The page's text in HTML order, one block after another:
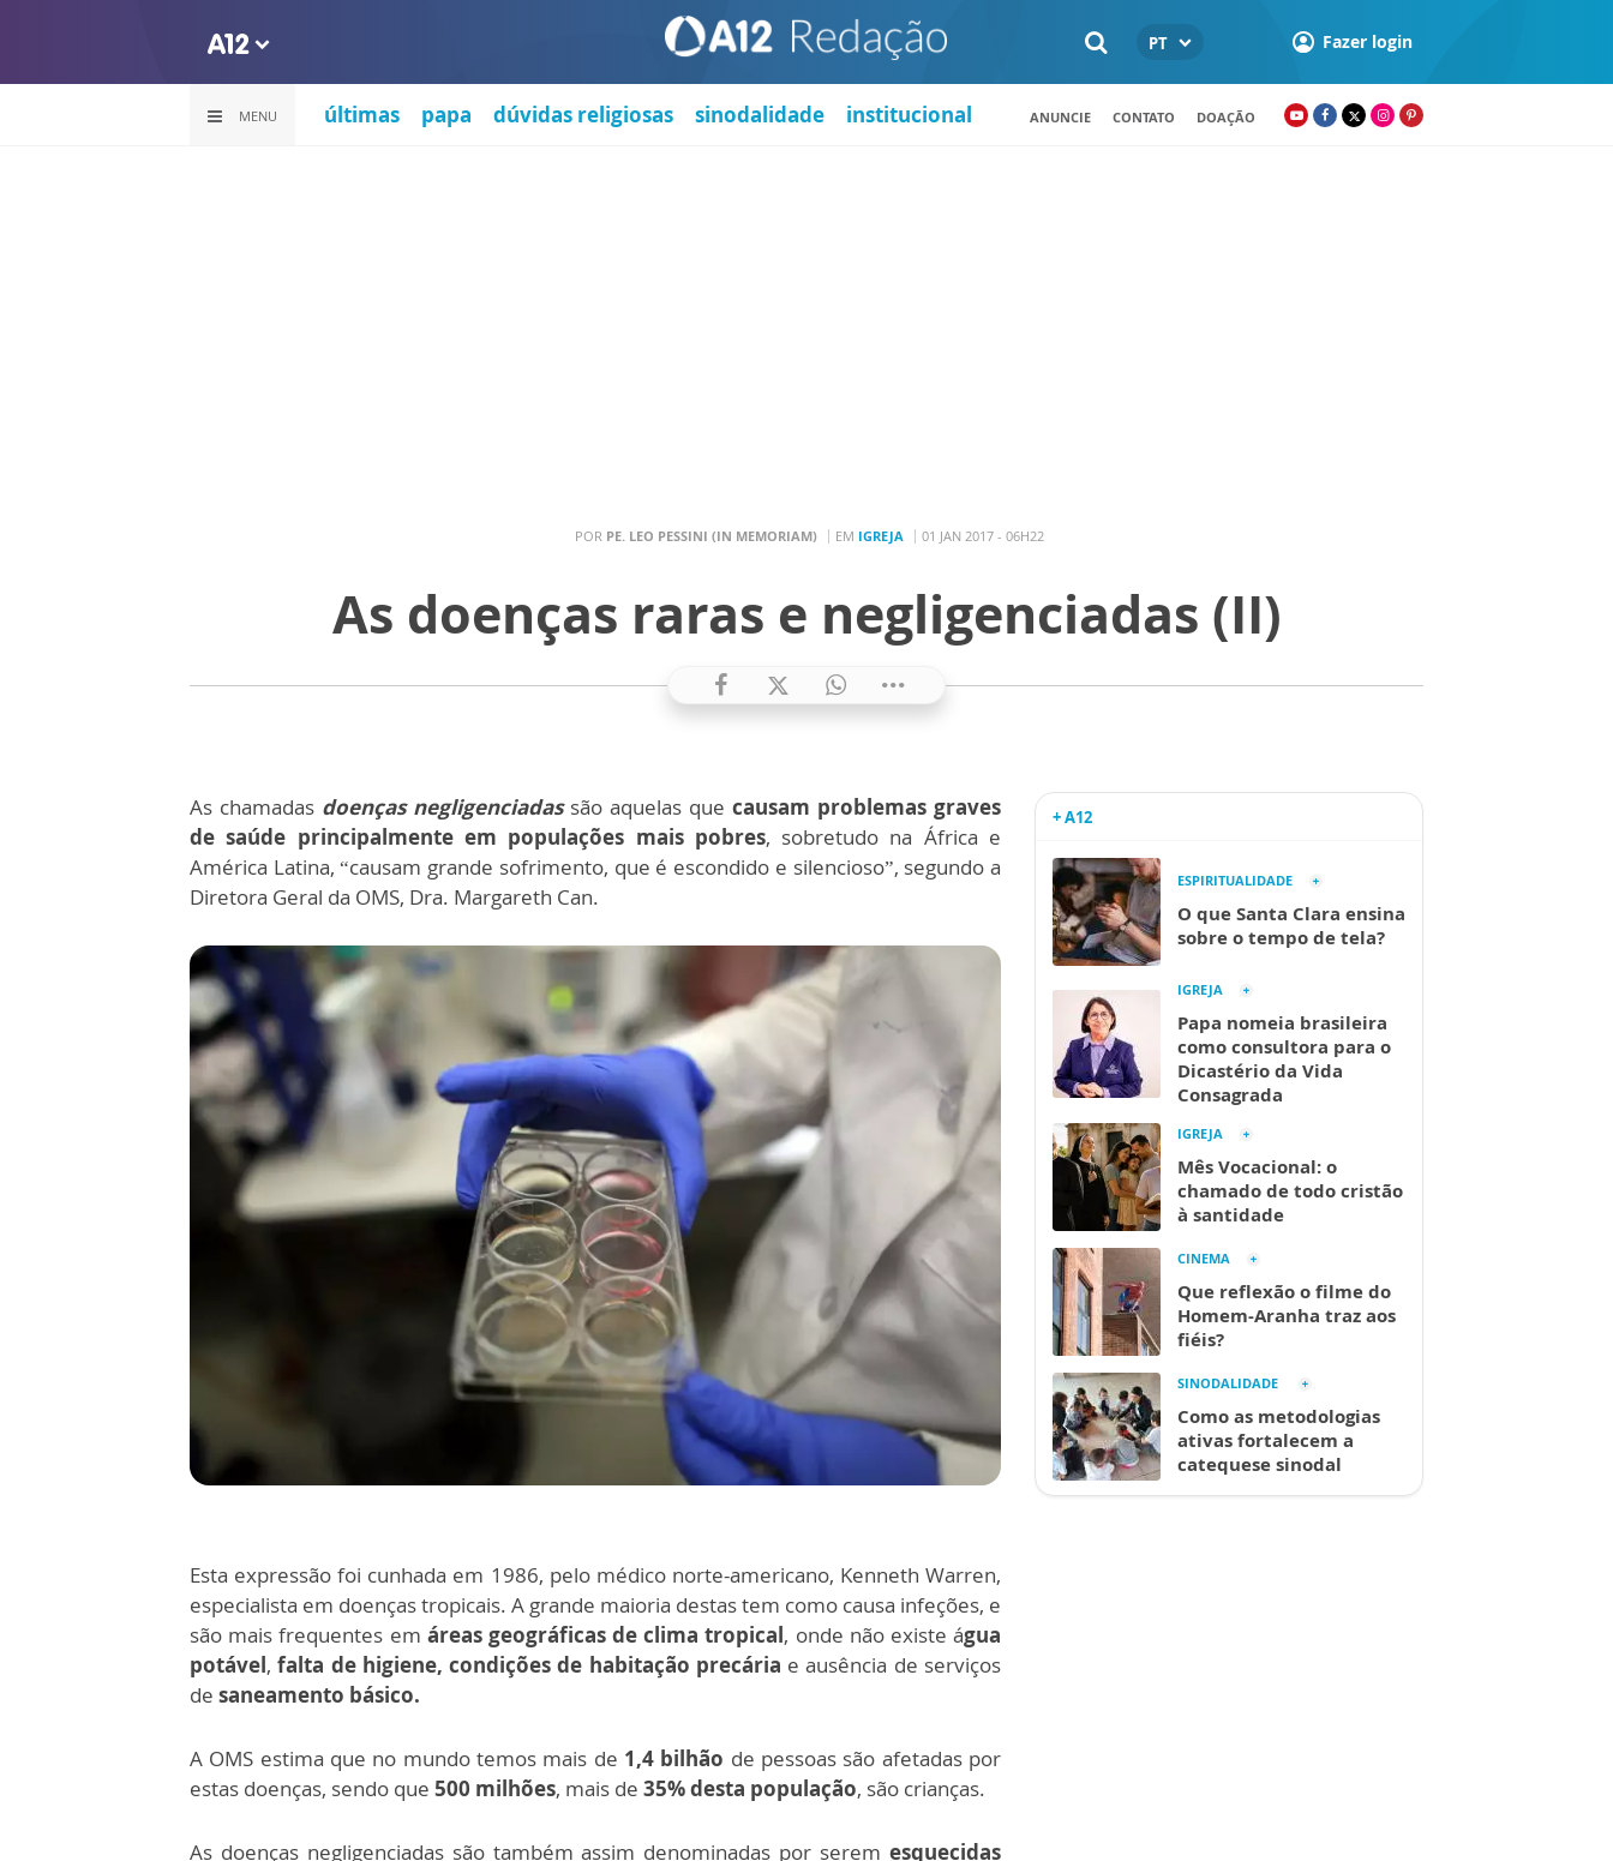
PT Fazer login
MENU últimas papa dúvidas religiosas sinodalidade institucional ANUNCIE CONTATO DOAÇÃO
POR PE. LEO PESSINI (IN MEMORIAM) EM IGREJA 01 JAN 2017 - 06H22
As doenças raras e negligenciadas (II)
As chamadas doenças negligenciadas são aquelas que causam problemas graves
de saúde principalmente em populações mais pobres, sobretudo na África e
América Latina, “causam grande sofrimento, que é escondido e silencioso”, segundo a
Diretora Geral da OMS, Dra. Margareth Can.
Esta expressão foi cunhada em 1986, pelo médico norte-americano, Kenneth Warren,
especialista em doenças tropicais. A grande maioria destas tem como causa infeções, e
são mais frequentes em áreas geográficas de clima tropical, onde não existe água
potável, falta de higiene, condições de habitação precária e ausência de serviços
de saneamento básico.
A OMS estima que no mundo temos mais de 1,4 bilhão de pessoas são afetadas por
estas doenças, sendo que 500 milhões, mais de 35% desta população, são crianças.
As doenças negligenciadas são também assim denominadas por serem esquecidas
+ A12
ESPIRITUALIDADE
O que Santa Clara ensina
sobre o tempo de tela?
IGREJA
Papa nomeia brasileira
como consultora para o
Dicastério da Vida
Consagrada
IGREJA
Mês Vocacional: o
chamado de todo cristão
à santidade
CINEMA
Que reflexão o filme do
Homem-Aranha traz aos
fiéis?
SINODALIDADE
Como as metodologias
ativas fortalecem a
catequese sinodal